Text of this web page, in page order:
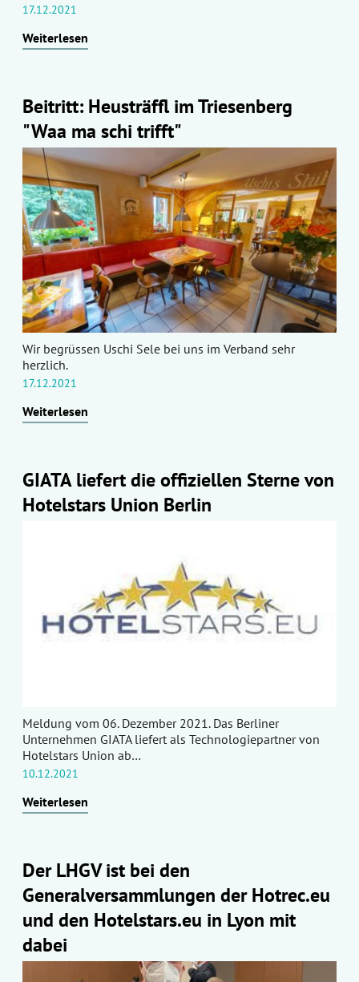
17.12.2021
Weiterlesen
Beitritt: Heusträffl im Triesenberg
"Waa ma schi trifft"
Wir begrüssen Uschi Sele bei uns im Verband sehr
herzlich.
17.12.2021
Weiterlesen
GIATA liefert die offiziellen Sterne von
Hotelstars Union Berlin
Meldung vom 06. Dezember 2021. Das Berliner
Unternehmen GIATA liefert als Technologiepartner von
Hotelstars Union ab…
10.12.2021
Weiterlesen
Der LHGV ist bei den
Generalversammlungen der Hotrec.eu
und den Hotelstars.eu in Lyon mit
dabei